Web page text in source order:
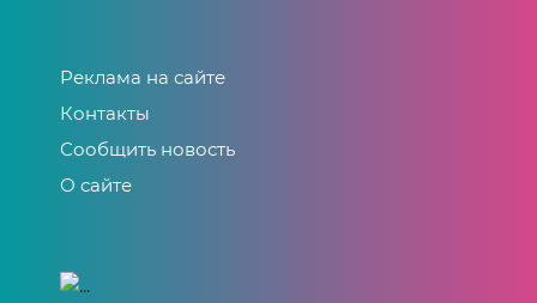
Реклама на сайте
Контакты
Сообщить новость
О сайте